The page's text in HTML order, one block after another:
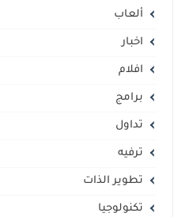
ألعاب
اخبار
افلام
برامج
تداول
ترفيه
تطوير الذات
تكنولوجيا